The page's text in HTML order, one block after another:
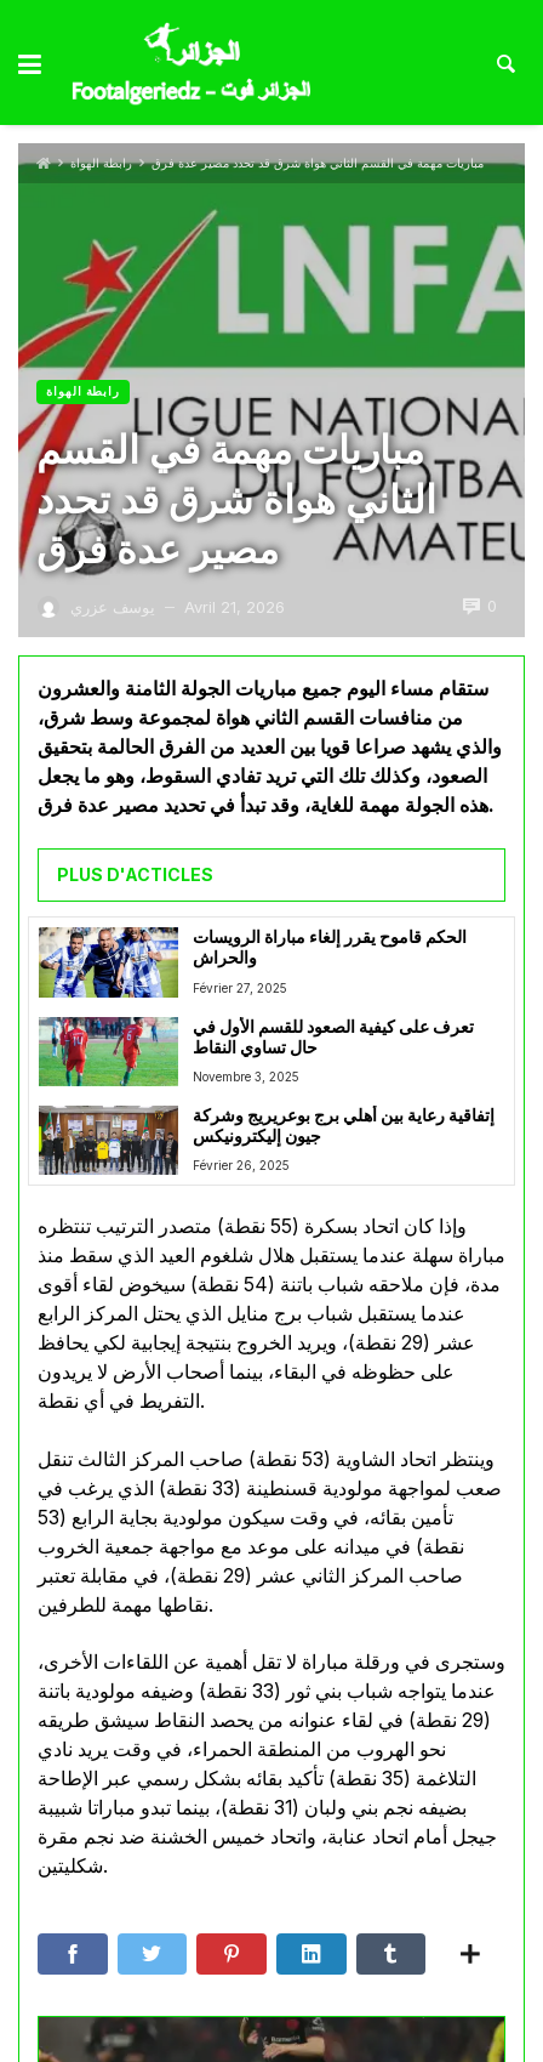
رابطة الهواة مباريات مهمة في القسم الثاني هواة شرق قد تحدد مصير عدة فرق
رابطة الهواة
مباريات مهمة في القسم
الثاني هواة شرق قد تحدد
مصير عدة فرق
يوسف عزري — Avril 21, 2026 0
ستقام مساء اليوم جميع مباريات الجولة الثامنة والعشرون
من منافسات القسم الثاني هواة لمجموعة وسط شرق،
والذي يشهد صراعا قويا بين العديد من الفرق الحالمة بتحقيق
الصعود، وكذلك تلك التي تريد تفادي السقوط، وهو ما يجعل
هذه الجولة مهمة للغاية، وقد تبدأ في تحديد مصير عدة فرق.
PLUS D'ACTICLES
الحكم قاموح يقرر إلغاء مباراة الرويسات
والحراش
Février 27, 2025
تعرف على كيفية الصعود للقسم الأول في
حال تساوي النقاط
Novembre 3, 2025
إتفاقية رعاية بين أهلي برج بوعريريج وشركة
جيون إليكترونيكس
Février 26, 2025
وإذا كان اتحاد بسكرة (55 نقطة) متصدر الترتيب تنتظره
مباراة سهلة عندما يستقبل هلال شلغوم العيد الذي سقط منذ
مدة، فإن ملاحقه شباب باتنة (54 نقطة) سيخوض لقاء أقوى
عندما يستقبل شباب برج منايل الذي يحتل المركز الرابع
عشر (29 نقطة)، ويريد الخروج بنتيجة إيجابية لكي يحافظ
على حظوظه في البقاء، بينما أصحاب الأرض لا يريدون
التفريط في أي نقطة.
وينتظر اتحاد الشاوية (53 نقطة) صاحب المركز الثالث تنقل
صعب لمواجهة مولودية قسنطينة (33 نقطة) الذي يرغب في
تأمين بقائه، في وقت سيكون مولودية بجاية الرابع (53
نقطة) في ميدانه على موعد مع مواجهة جمعية الخروب
صاحب المركز الثاني عشر (29 نقطة)، في مقابلة تعتبر
نقاطها مهمة للطرفين.
وستجرى في ورقلة مباراة لا تقل أهمية عن اللقاءات الأخرى،
عندما يتواجه شباب بني ثور (33 نقطة) وضيفه مولودية باتنة
(29 نقطة) في لقاء عنوانه من يحصد النقاط سيشق طريقه
نحو الهروب من المنطقة الحمراء، في وقت يريد نادي
التلاغمة (35 نقطة) تأكيد بقائه بشكل رسمي عبر الإطاحة
بضيفه نجم بني ولبان (31 نقطة)، بينما تبدو مباراتا شبيبة
جيجل أمام اتحاد عنابة، واتحاد خميس الخشنة ضد نجم مقرة
شكليتين.